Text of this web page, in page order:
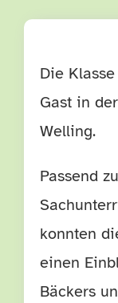
Die
Gast in
Welling.
Passend
konnten
einen
Bäckers